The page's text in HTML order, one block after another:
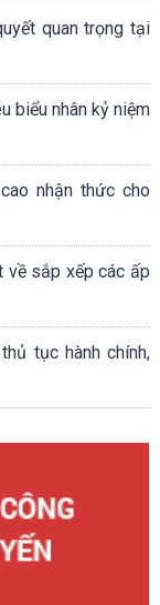
quan trọng tại
biểu nhân kỷ niệm
nhận thức cho
về sắp xếp các ấp
tục hành chính,